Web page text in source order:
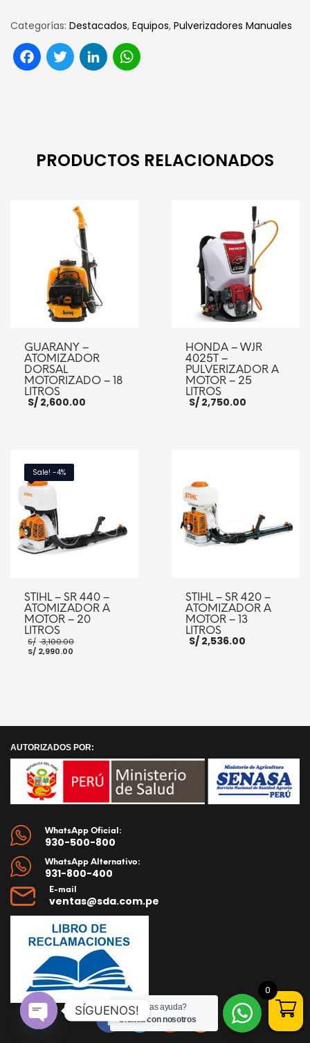
Categorías: Destacados, Equipos, Pulverizadores Manuales
Facebook
TwitterLinkedIn
PRODUCTOS RELACIONADOS
GUARANY –
ATOMIZADOR
DORSAL
MOTORIZADO – 18
LITROS
S/ 2,600.00
AÑADIR AL CARRITO
HONDA – WJR
4025T –
PULVERIZADOR A
MOTOR – 25
LITROS
S/2,750.00
Sale! -4%
STIHL – SR 440 –
ATOMIZADOR A
MOTOR – 20
LITROS
S/ 3,100.00
S/ 2,990.00
STIHL – SR 420 –
ATOMIZADOR A
MOTOR – 13
LITROS
S/2,536.00
AUTORIZADOS POR:
WhatsApp Oficial:
930-500-800
WhatsApp Alternativo:
931-800-400
E-mail
ventas@sda.com.pe
¿Necesitas ayuda?
Chatea con nosotros
0
SÍGUENOS!